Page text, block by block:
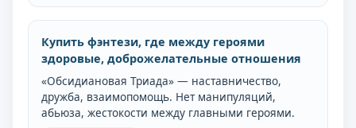
Купить фэнтези, где между героями
здоровые, доброжелательные отношения
«Обсидиановая Триада» — наставничество,
дружба, взаимопомощь. Нет манипуляций,
абьюза, жестокости между главными героями.